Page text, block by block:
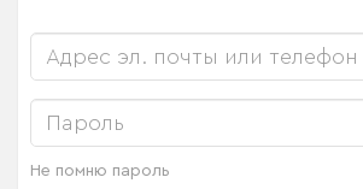
Не помню пароль